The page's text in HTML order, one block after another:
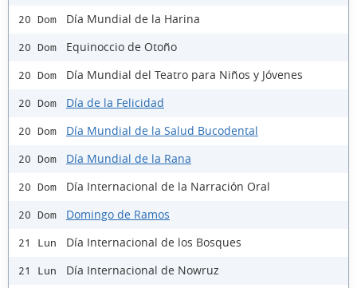
20 Dom Día Mundial de la Harina
20 Dom Equinoccio de Otoño
20 Dom Día Mundial del Teatro para Niños y Jóvenes
20 Dom Día de la Felicidad
20 Dom Día Mundial de la Salud Bucodental
20 Dom Día Mundial de la Rana
20 Dom Día Internacional de la Narración Oral
20 Dom Domingo de Ramos
21 Lun Día Internacional de los Bosques
21 Lun Día Internacional de Nowruz